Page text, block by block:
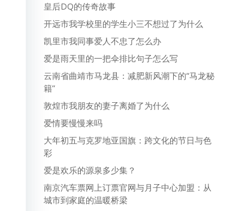
皇后DQ的传奇故事
开远市我学校里的学生小三不想过了为什么
凯里市我同事爱人不忠了怎么办
爱是雨天里的一把伞排比句子怎么写
云南省曲靖市马龙县：减肥新风潮下的“马龙秘
籍”
敦煌市我朋友的妻子离婚了为什么
爱情要慢慢来吗
大年初五与克罗地亚国旗：跨文化的节日与色
彩
爱是欢乐的源泉多少集？
南京汽车票网上订票官网与月子中心加盟：从
城市到家庭的温暖桥梁